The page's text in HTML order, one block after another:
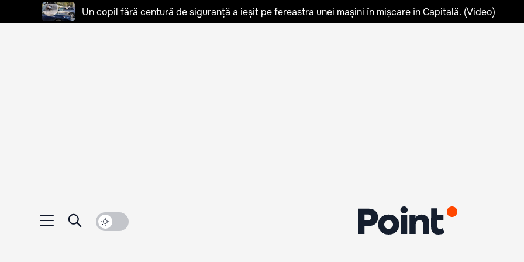
Un copil fără centură de siguranță a ieșit pe fereastra unei mașini în mișcare în Capitală. (Video)